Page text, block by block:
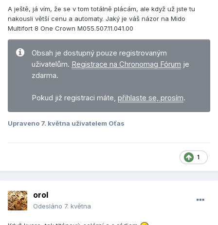
A ještě, já vím, že se v tom totálně plácám, ale když už jste tu
nakousli větší cenu a automaty. Jaký je váš názor na Mido
Multifort 8 One Crown M055.507.11.041.00
Obsah je dostupný pouze registrovaným
uživatelům. Registrace na Chronomag Fórum je
zdarma.
Pokud již registraci máte, přihlaste se, prosím.
Upraveno 7. května uživatelem Oťas
1
orol
Odesláno 7. května